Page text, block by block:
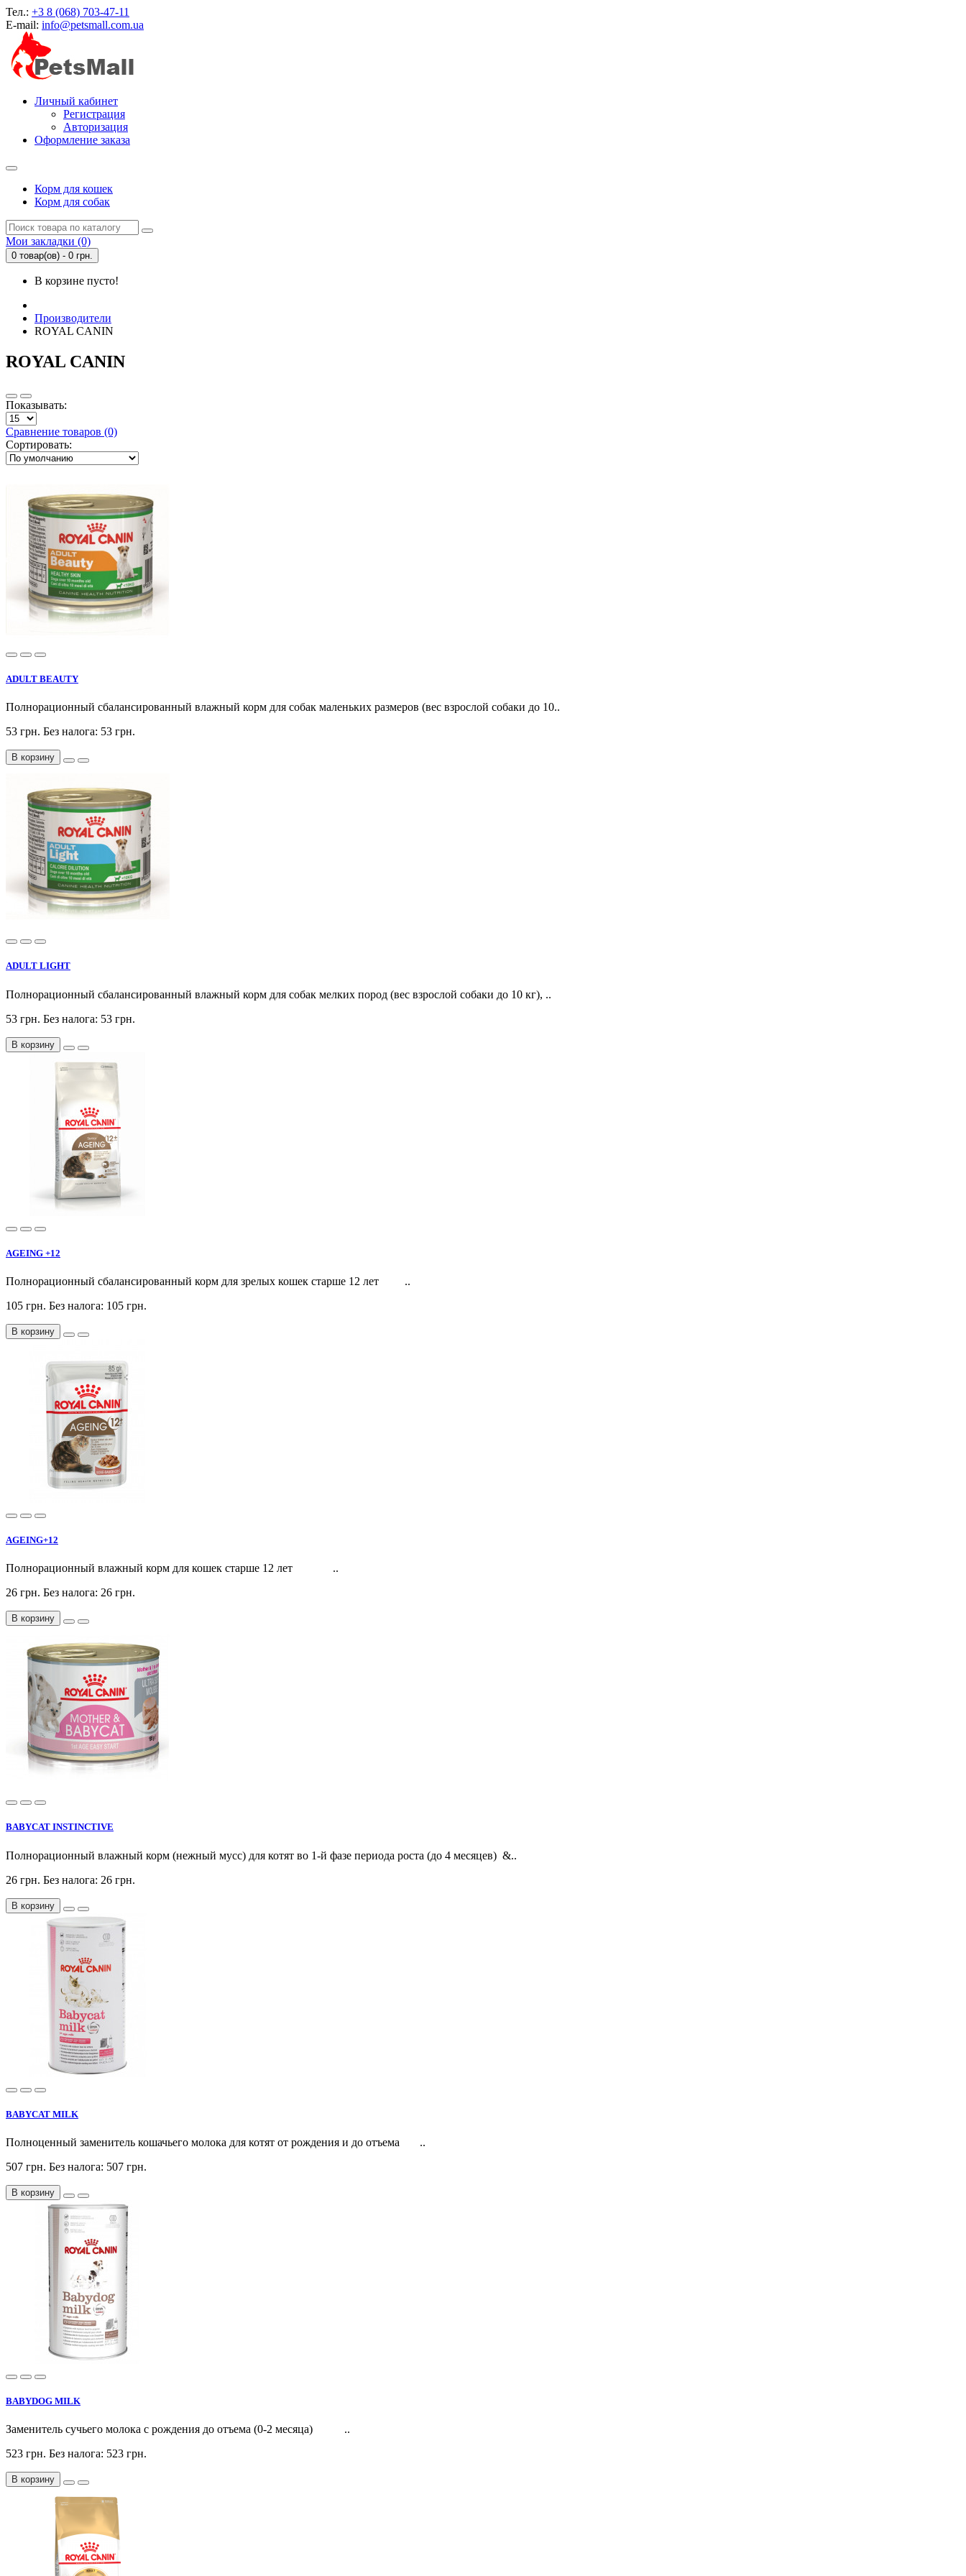
Тел.: +3 8 (068) 703-47-11
E-mail: info@petsmall.com.ua
Личный кабинет
Регистрация
Авторизация
Оформление заказа
Корм для кошек
Корм для собак
Мои закладки (0)
0 товар(ов) - 0 грн.
В корзине пусто!
Производители
ROYAL CANIN
ROYAL CANIN
Показывать:
Сравнение товаров (0)
Сортировать:
ADULT BEAUTY
Полнорационный сбалансированный влажный корм для собак маленьких размеров (вес взрослой собаки до 10..
53 грн. Без налога: 53 грн.
В корзину
ADULT LIGHT
Полнорационный сбалансированный влажный корм для собак мелких пород (вес взрослой собаки до 10 кг), ..
53 грн. Без налога: 53 грн.
В корзину
AGEING +12
Полнорационный сбалансированный корм для зрелых кошек старше 12 лет ..
105 грн. Без налога: 105 грн.
В корзину
AGEING+12
Полнорационный влажный корм для кошек старше 12 лет ..
26 грн. Без налога: 26 грн.
В корзину
BABYCAT INSTINCTIVE
Полнорационный влажный корм (нежный мусс) для котят во 1-й фазе периода роста (до 4 месяцев) &..
26 грн. Без налога: 26 грн.
В корзину
BABYCAT MILK
Полноценный заменитель кошачьего молока для котят от рождения и до отъема ..
507 грн. Без налога: 507 грн.
В корзину
BABYDOG MILK
Заменитель сучьего молока с рождения до отъема (0-2 месяца) ..
523 грн. Без налога: 523 грн.
В корзину